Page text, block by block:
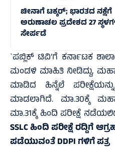
ಚೀನಾಗೆ ಟಕ್ಕರ್‌; ಭಾರತದ ನಕ್ಷೆಗೆ
ಅರುಣಾಚಲ ಪ್ರದೇಶದ 27
ಸೇರ್ಪಡೆ
`ಪಬ್ಲಿಕ್ ಟಿವಿ’ಗೆ ಕರ್ನಾಟಕ
ಮಂಡಳಿ ಮಾಹಿತಿ ನೀಡಿದ್ದು,
ಮಾಡಿದ ಹಿನ್ನೆಲೆ
ಮಾಡಲಾಗಿದೆ. ಮಾ.30ಕ್ಕೆ
ಮಾ.31ಕ್ಕೆ ಹಿಂದಿ ಪರೀಕ್ಷೆ
SSLC ಹಿಂದಿ ಪರೀಕ್ಷೆ ರದ್ದಿಗೆ
ಪಡೆಯುವಂತೆ DDPI ಗಳಿಗೆ ಪತ್ರ